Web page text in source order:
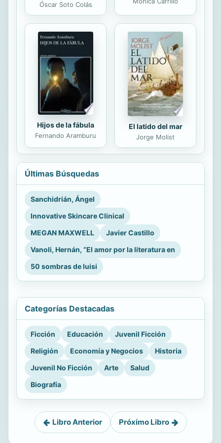
Óscar Soto Colás
Hijos de la fábula
Fernando Aramburu
El latido del mar
Jorge Molist
Últimas Búsquedas
Sanchidrián, Ángel
Innovative Skincare Clinical
MEGAN MAXWELL
Javier Castillo
Vanoli, Hernán, “El amor por la literatura en
50 sombras de luisi
Categorías Destacadas
Ficción Educación
Juvenil Ficción
Religión
Economía y Negocios
Historia
Juvenil No Ficción
Arte
Salud
Biografía
Libro Anterior Próximo Libro